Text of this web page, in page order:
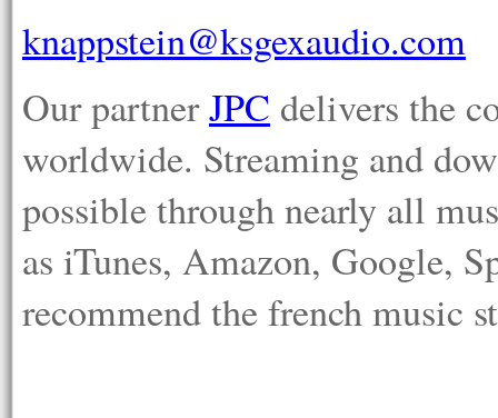
knappstein@ksgexaudio.com
Our partnerJPC delivers the
worldwide. Streaming and
possible through nearly all
as iTunes, Amazon, Google,
recommend the french music